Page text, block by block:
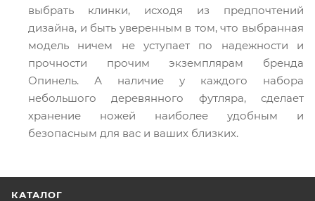
выбрать клинки, исходя из предпочтений
дизайна, и быть уверенным в том, что выбранная
модель ничем не уступает по надежности и
прочности прочим экземплярам бренда
Опинель. А наличие у каждого набора
небольшого деревянного футляра, сделает
хранение ножей наиболее удобным и
безопасным для вас и ваших близких.
КАТАЛОГ